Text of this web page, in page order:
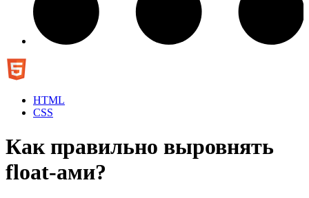
HTML
CSS
Как правильно выровнять
float-ами?